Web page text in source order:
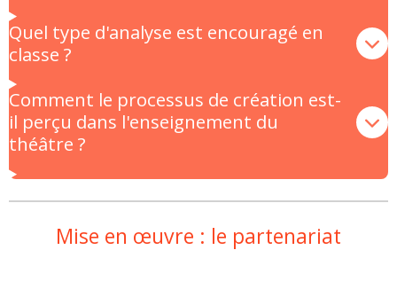
Quel type d'analyse est encouragé en
classe ?
Comment le processus de création est-
il perçu dans l'enseignement du
théâtre ?
Mise en œuvre : le partenariat